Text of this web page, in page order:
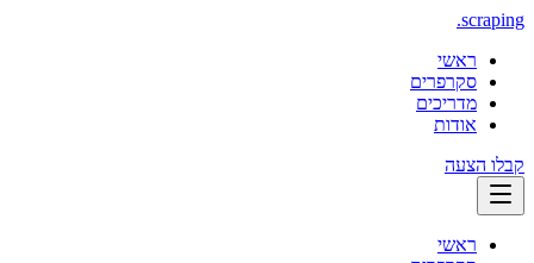
scraping
.
ראשי
סקרפרים
מדריכים
אודות
קבלו הצעה
ראשי